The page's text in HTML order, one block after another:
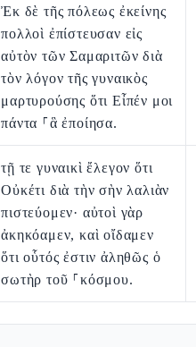
Ἐκ δὲ τῆς πόλεως ἐκείνης
πολλοὶ ἐπίστευσαν εἰς
αὐτὸν τῶν Σαμαριτῶν διὰ
τὸν λόγον τῆς γυναικὸς
μαρτυρούσης ὅτι Εἶπέν μοι
πάντα ⸀ἃ ἐποίησα.
τῇ τε γυναικὶ ἔλεγον ὅτι
Οὐκέτι διὰ τὴν σὴν λαλιὰν
πιστεύομεν· αὐτοὶ γὰρ
ἀκηκόαμεν, καὶ οἴδαμεν
ὅτι οὗτός ἐστιν ἀληθῶς ὁ
σωτὴρ τοῦ ⸀κόσμου.